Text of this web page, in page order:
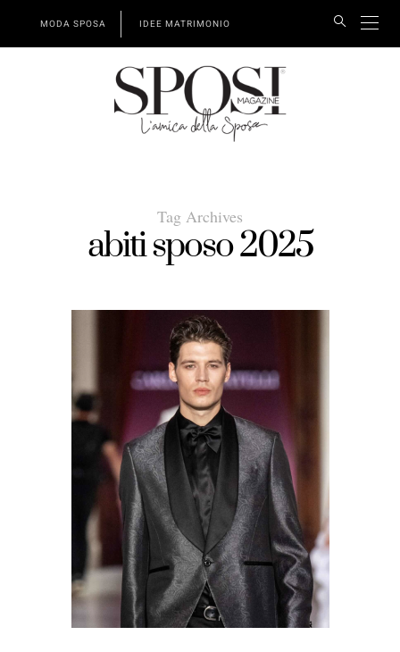
MODA SPOSA IDEE MATRIMONIO
Tag Archives
abiti sposo 2025